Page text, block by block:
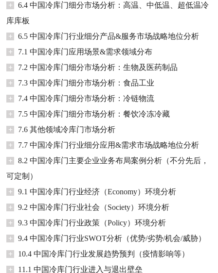
+
6.4 中国冷库门细分市场分析：高温、中低温、超低温冷
库库板
+
6.5 中国冷库门行业细分产品&服务市场战略地位分析
+
7.1 中国冷库门应用场景&需求领域分布
+
7.2 中国冷库门细分市场分析：生物及医药制品
+
7.3 中国冷库门细分市场分析：食品工业
+
7.4 中国冷库门细分市场分析：冷链物流
+
7.5 中国冷库门细分市场分析：餐饮冷冻冷藏
+
7.6 其他领域冷库门市场分析
+
7.7 中国冷库门行业细分应用&需求市场战略地位分析
+
8.2 中国冷库门主要企业业务布局案例分析（不分先后，
可定制）
+
9.1 中国冷库门行业经济（Economy）环境分析
+
9.2 中国冷库门行业社会（Society）环境分析
+
9.3 中国冷库门行业政策（Policy）环境分析
+
9.4 中国冷库门行业SWOT分析（优势/劣势/机会/威胁）
+
10.4 中国冷库门行业发展趋势预判（疫情影响等）
+
11.1 中国冷库门行业进入与退出壁垒